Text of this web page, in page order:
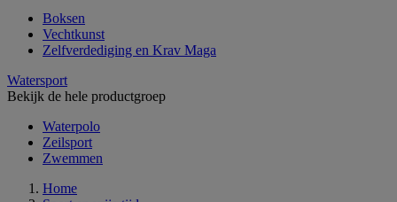
Boksen
Vechtkunst
Zelfverdediging en Krav Maga
Watersport
Bekijk de hele productgroep
Waterpolo
Zeilsport
Zwemmen
Home